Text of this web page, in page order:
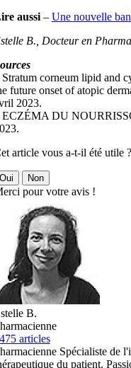
aussi– Une nouvelle
B., Docteur en
corneum lipid and
future onset of atopic
2023.
ECZÉMA DU
article vous a-t-il été utile ?
Non
pour votre avis !
B.
articles
Spécialiste de
du patient.